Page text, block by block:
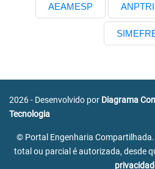
AEAMESP
2026 - Desenvolvido por Diagrama
Tecnologia
© Portal Engenharia
total ou parcial é autorizada, desde